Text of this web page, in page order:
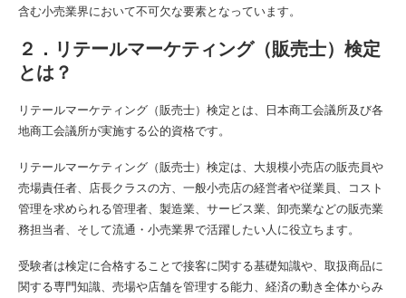
含む小売業界において不可欠な要素となっています。
２．リテールマーケティング（販売士）検定
とは？
リテールマーケティング（販売士）検定とは、日本商工会議所及び各
地商工会議所が実施する公的資格です。
リテールマーケティング（販売士）検定は、大規模小売店の販売員や
売場責任者、店長クラスの方、一般小売店の経営者や従業員、コスト
管理を求められる管理者、製造業、サービス業、卸売業などの販売業
務担当者、そして流通・小売業界で活躍したい人に役立ちます。
受験者は検定に合格することで接客に関する基礎知識や、取扱商品に
関する専門知識、売場や店舗を管理する能力、経済の動き全体からみ